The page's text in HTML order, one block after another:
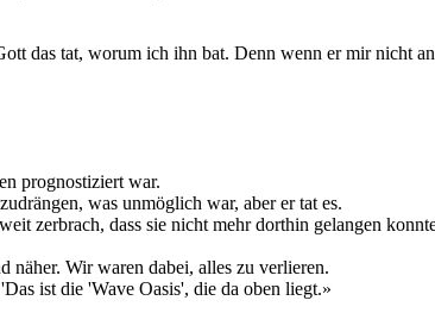
das tat, worum ich ihn bat. Denn wenn er mir nicht
prognostiziert war.
was unmöglich war, aber er tat es.
zerbrach, dass sie nicht mehr dorthin gelangen
näher. Wir waren dabei, alles zu verlieren.
ist die 'Wave Oasis', die da oben liegt.»